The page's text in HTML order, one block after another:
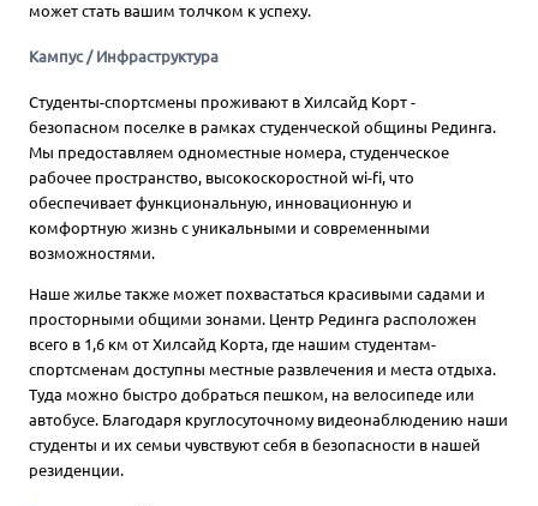
может стать вашим толчком к успеху.
Кампус / Инфраструктура
Студенты-спортсмены проживают в Хилсайд Корт -
безопасном поселке в рамках студенческой общины Рединга.
Мы предоставляем одноместные номера, студенческое
рабочее пространство, высокоскоростной wi-fi, что
обеспечивает функциональную, инновационную и
комфортную жизнь с уникальными и современными
возможностями.
Наше жилье также может похвастаться красивыми садами и
просторными общими зонами. Центр Рединга расположен
всего в 1,6 км от Хилсайд Корта, где нашим студентам-
спортсменам доступны местные развлечения и места отдыха.
Туда можно быстро добраться пешком, на велосипеде или
автобусе. Благодаря круглосуточному видеонаблюдению наши
студенты и их семьи чувствуют себя в безопасности в нашей
резиденции.